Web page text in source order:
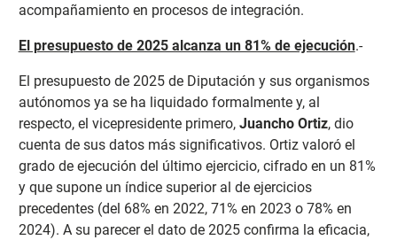
acompañamiento en procesos de integración.
El presupuesto de 2025 alcanza un 81% de ejecución.-
El presupuesto de 2025 de Diputación y sus organismos
autónomos ya se ha liquidado formalmente y, al
respecto, el vicepresidente primero, Juancho Ortiz, dio
cuenta de sus datos más significativos. Ortiz valoró el
grado de ejecución del último ejercicio, cifrado en un 81%
y que supone un índice superior al de ejercicios
precedentes (del 68% en 2022, 71% en 2023 o 78% en
2024). A su parecer el dato de 2025 confirma la eficacia,